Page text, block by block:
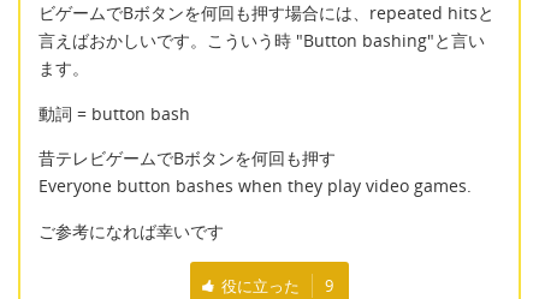
ビゲームでBボタンを何回も押す場合には、repeated hitsと
言えばおかしいです。こういう時 "Button bashing"と言い
ます。
動詞 = button bash
昔テレビゲームでBボタンを何回も押す
Everyone button bashes when they play video games.
ご参考になれば幸いです
役に立った 9